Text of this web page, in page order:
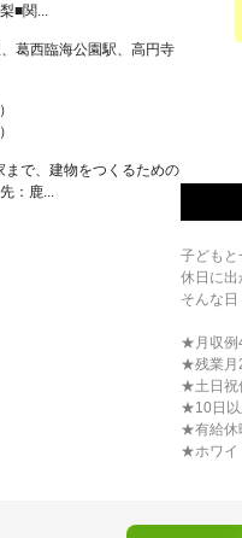
■関...
葛西臨海公園駅、高円寺
で、建物をつくるための
：鹿...
子どもと
休日に出
そんな
★月収例
★残業月
★土日祝
★10日以
★有給休
★ホワイ